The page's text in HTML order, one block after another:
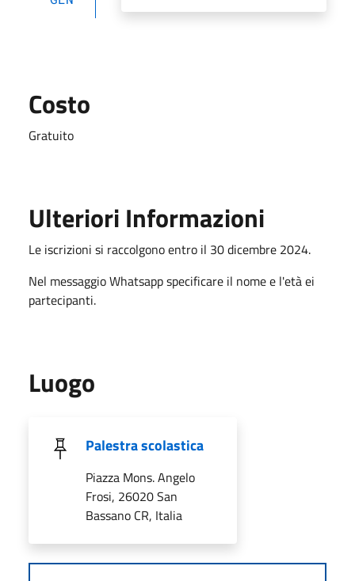
Costo
Gratuito
Ulteriori Informazioni
Le iscrizioni si raccolgono entro il 30 dicembre 2024.
Nel messaggio Whatsapp specificare il nome e l'età ei
partecipanti.
Luogo
Palestra scolastica
Piazza Mons. Angelo
Frosi, 26020 San
Bassano CR, Italia